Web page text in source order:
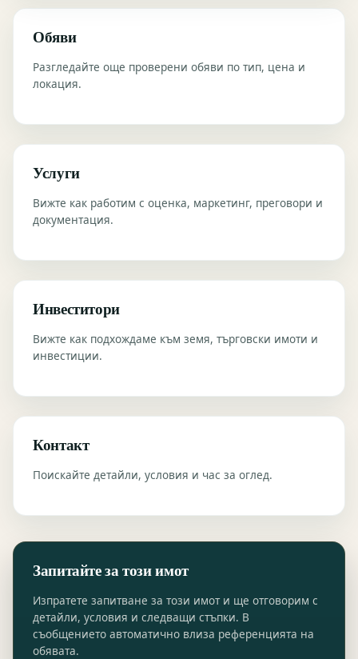
Обяви
Разгледайте още проверени обяви по тип, цена и
локация.
Услуги
Вижте как работим с оценка, маркетинг, преговори и
документация.
Инвеститори
Вижте как подхождаме към земя, търговски имоти и
инвестиции.
Контакт
Поискайте детайли, условия и час за оглед.
Запитайте за този имот
Изпратете запитване за този имот и ще отговорим с
детайли, условия и следващи стъпки. В
съобщението автоматично влиза референцията на
обявата.